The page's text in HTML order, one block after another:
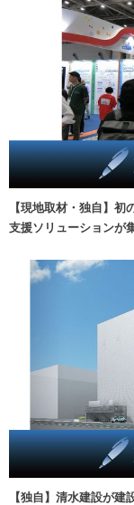
【現地取材・独自】
支援ソリューションが
【独自】清水建設が